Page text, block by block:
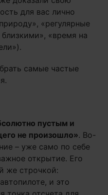
для вас лично
«регулярные
«время на
самые частые
пустым и
не произошло». Во-
– уже само по себе
открытие. Его
же строчкой:
и это